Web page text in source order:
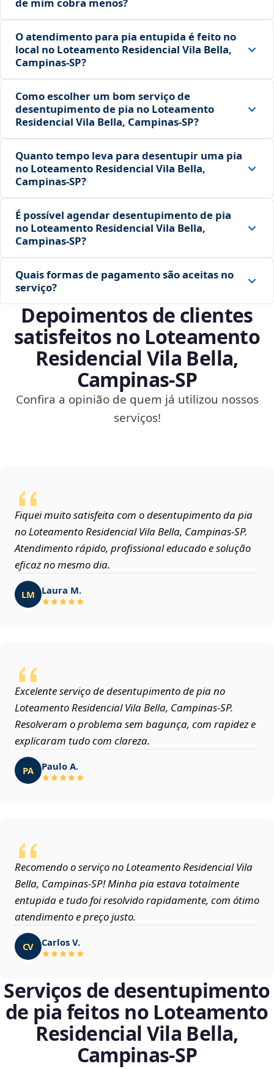
de mim cobra menos?
O atendimento para pia entupida é feito no
local no Loteamento Residencial Vila Bella,
Campinas‑SP?
Como escolher um bom serviço de
desentupimento de pia no Loteamento
Residencial Vila Bella, Campinas‑SP?
Quanto tempo leva para desentupir uma pia
no Loteamento Residencial Vila Bella,
Campinas‑SP?
É possível agendar desentupimento de pia
no Loteamento Residencial Vila Bella,
Campinas‑SP?
Quais formas de pagamento são aceitas no
serviço?
Depoimentos de clientes
satisfeitos no Loteamento
Residencial Vila Bella,
Campinas‑SP
Confira a opinião de quem já utilizou nossos
serviços!
Fiquei muito satisfeita com o desentupimento da pia
no Loteamento Residencial Vila Bella, Campinas‑SP.
Atendimento rápido, profissional educado e solução
eficaz no mesmo dia.
LM Laura M.
Excelente serviço de desentupimento de pia no
Loteamento Residencial Vila Bella, Campinas‑SP.
Resolveram o problema sem bagunça, com rapidez e
explicaram tudo com clareza.
PA Paulo A.
Recomendo o serviço no Loteamento Residencial Vila
Bella, Campinas‑SP! Minha pia estava totalmente
entupida e tudo foi resolvido rapidamente, com ótimo
atendimento e preço justo.
CV Carlos V.
Serviços de desentupimento
de pia feitos no Loteamento
Residencial Vila Bella,
Campinas‑SP